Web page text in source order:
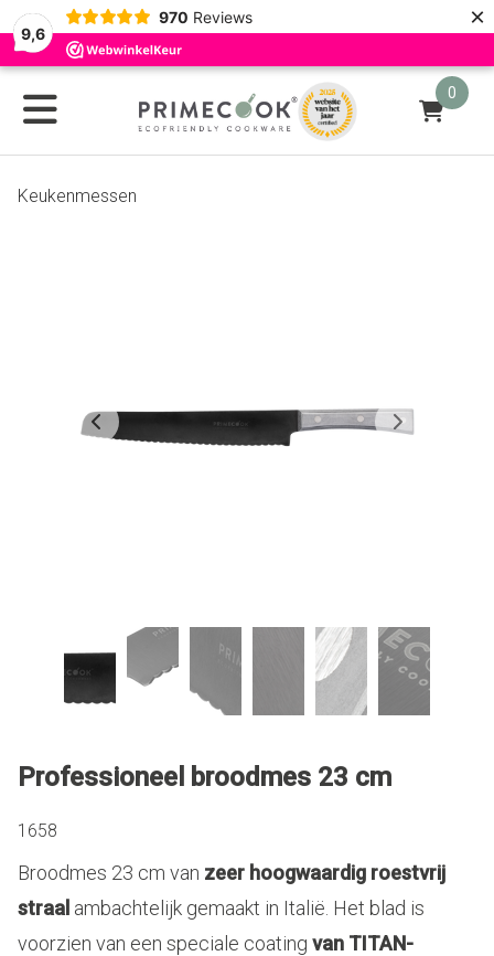
9,6
970 Reviews ×
0
Keukenmessen
Professioneel broodmes 23 cm
1658
Broodmes 23 cm van zeer hoogwaardig roestvrij
straal ambachtelijk gemaakt in Italië. Het blad is
voorzien van een speciale coatingvan TITAN-